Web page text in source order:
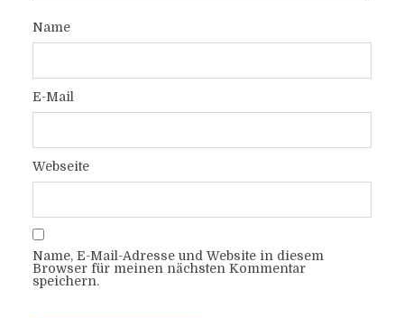
Name
E-Mail
Webseite
Name, E-Mail-Adresse und Website in diesem
Browser für meinen nächsten Kommentar
speichern.